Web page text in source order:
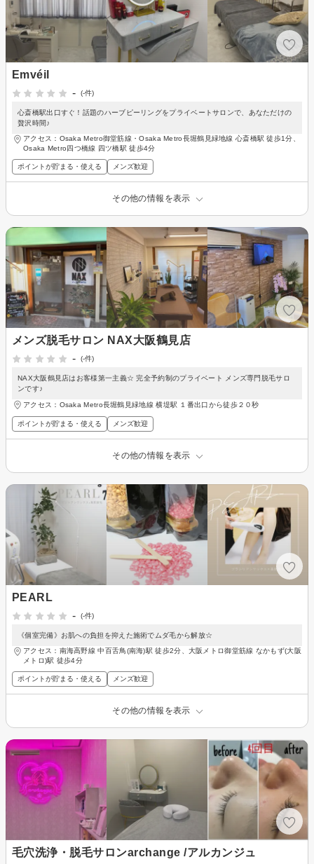
Emvéil
-
(-件)
心斎橋駅出口すぐ！話題のハーブピーリングをプライベートサロンで、あなただけの
贅沢時間♪
アクセス：Osaka Metro御堂筋線・Osaka Metro長堀鶴見緑地線 心斎橋駅 徒歩1分、
Osaka Metro四つ橋線 四ツ橋駅 徒歩4分
ポイントが貯まる・使える メンズ歓迎
その他の情報を表示
メンズ脱毛サロン NAX大阪鶴見店
-
(-件)
NAX大阪鶴見店はお客様第一主義☆ 完全予約制のプライベート メンズ専門脱毛サロ
ンです♪
アクセス：Osaka Metro長堀鶴見緑地線 横堤駅 １番出口から徒歩２０秒
ポイントが貯まる・使える メンズ歓迎
その他の情報を表示
PEARL
-
(-件)
《個室完備》お肌への負担を抑えた施術でムダ毛から解放☆
アクセス：南海高野線 中百舌鳥(南海)駅 徒歩2分、大阪メトロ御堂筋線 なかもず(大阪
メトロ)駅 徒歩4分
ポイントが貯まる・使える メンズ歓迎
その他の情報を表示
毛穴洗浄・脱毛サロンarchange /アルカンジュ